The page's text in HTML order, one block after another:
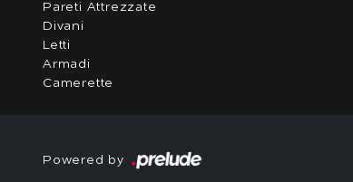
Pareti Attrezzate
Divani
Letti
Armadi
Camerette
Powered by